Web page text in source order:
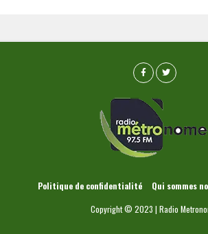
Politique de confidentialité Qui sommes
Copyright © 2023 | Radio